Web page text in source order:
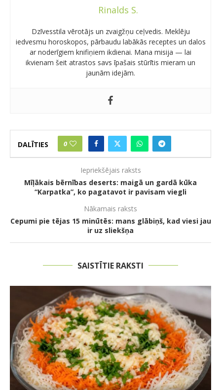
Rinalds S.
Dzīvesstila vērotājs un zvaigžņu ceļvedis. Meklēju
iedvesmu horoskopos, pārbaudu labākās receptes un dalos
ar noderīgiem knifiņiem ikdienai. Mana misija — lai
ikvienam šeit atrastos savs īpašais stūrītis mieram un
jaunām idejām.
DALĪTIES 0
Iepriekšējais raksts
Mīļākais bērnības deserts: maigā un gardā kūka
“Karpatka”, ko pagatavot ir pavisam viegli
Nākamais raksts
Cepumi pie tējas 15 minūtēs: mans glābiņš, kad viesi jau
ir uz sliekšņa
SAISTĪTIE RAKSTI